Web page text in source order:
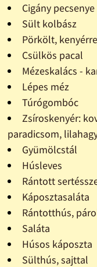
Cigány pecsenye
Sült kolbász
Pörkölt,
Csülkös pacal
Mézeskalács -
Lépes méz
Túrógombóc
Zsíroskenyér:
paradicsom,
Gyümölcstál
Húsleves
Rántott
Káposztasaláta
Rántotthús,
Saláta
Húsos káposzta
Sülthús, sajttal